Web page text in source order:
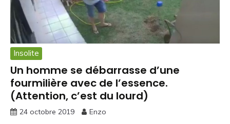
Insolite
Un homme se débarrasse d’une
fourmilière avec de l’essence.
(Attention, c’est du lourd)
24 octobre 2019 Enzo